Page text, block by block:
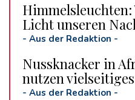
Licht unseren
- Aus der Redaktion -
Nussknacker in
nutzen
- Aus der Redaktion -